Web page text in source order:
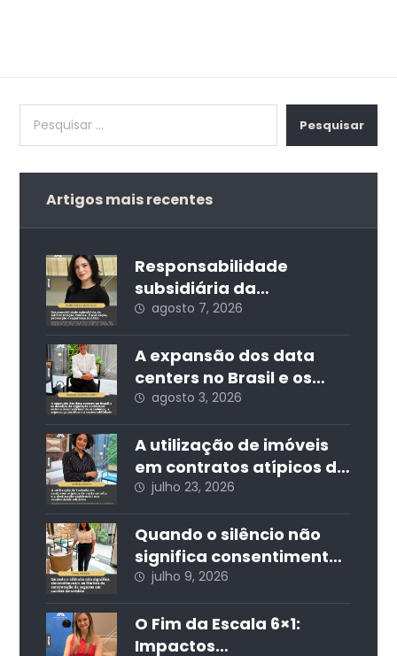
Pesquisar
Artigos mais recentes
Responsabilidade
subsidiária da
Administração Pública:
fiscalização, prevenção
e segurança jurídica
agosto 7, 2026
A expansão dos data
centers no Brasil e os
desafios da regulação
ambiental: entre o
desenvolvimento
econômico, a segurança
jurídica e a
sustentabilidade
agosto 3, 2026
A utilização de imóveis
em contratos atípicos de
curta estadia e a
destinação residencial
nos condomínios
edilícios
julho 23, 2026
Quando o silêncio não
significa consentimento:
os limites da
contratação de seguros
em cartões de crédito
julho 9, 2026
O Fim da Escala 6×1:
Impactos